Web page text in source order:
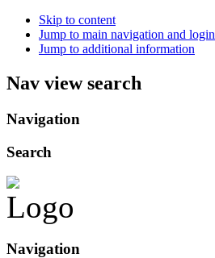
Skip to content
Jump to main navigation and login
Jump to additional information
Nav view search
Navigation
Search
Navigation